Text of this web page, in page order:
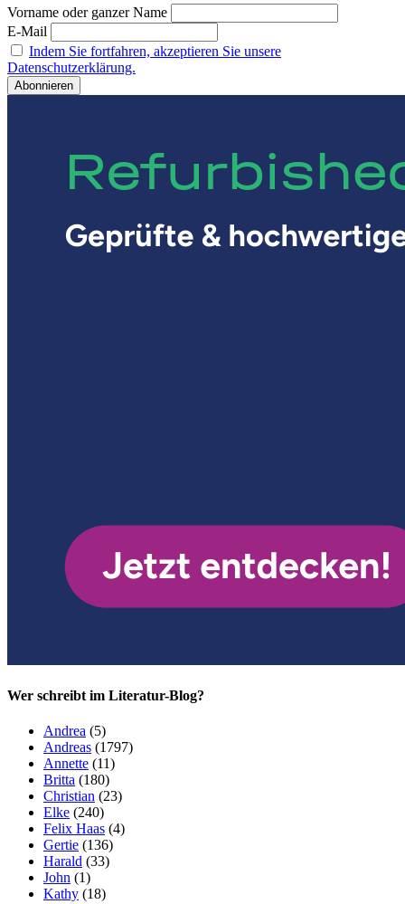
Vorname oder ganzer Name
E-Mail
Indem Sie fortfahren, akzeptieren Sie unsere
Datenschutzerklärung.
Wer schreibt im Literatur-Blog?
Andrea (5)
Andreas (1797)
Annette (11)
Britta (180)
Christian (23)
Elke (240)
Felix Haas (4)
Gertie (136)
Harald (33)
John (1)
Kathy (18)